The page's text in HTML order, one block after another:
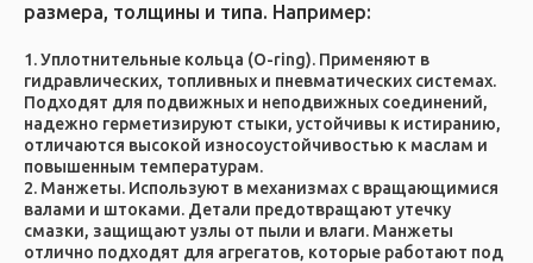
размера, толщины и типа. Например:
Уплотнительные кольца (O-ring). Применяют в
гидравлических, топливных и пневматических системах.
Подходят для подвижных и неподвижных соединений,
надежно герметизируют стыки, устойчивы к истиранию,
отличаются высокой износоустойчивостью к маслам и
повышенным температурам.
Манжеты. Используют в механизмах с вращающимися
валами и штоками. Детали предотвращают утечку
смазки, защищают узлы от пыли и влаги. Манжеты
отлично подходят для агрегатов, которые работают под